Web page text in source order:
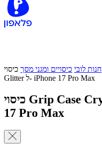
חנות לובי כיסויים ומגני מסך כיסוי Grip Case Crystal
Glitter ל- iPhone 17 Pro Max
כיסוי Grip Case Crystal Glitter ל- iPhone
17 Pro Max